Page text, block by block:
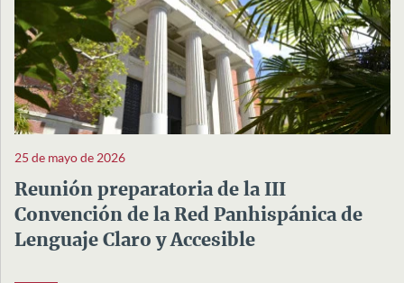
25 de mayo de 2026
Reunión preparatoria de la III
Convención de la Red Panhispánica de
Lenguaje Claro y Accesible